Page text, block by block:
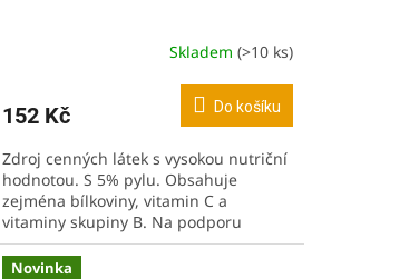
Skladem (>10 ks)
152 Kč Do košíku
Zdroj cenných látek s vysokou nutriční
hodnotou. S 5% pylu. Obsahuje
zejména bílkoviny, vitamin C a
vitaminy skupiny B. Na podporu
imunitního i hormonálního systému.
Užíváme...
Novinka